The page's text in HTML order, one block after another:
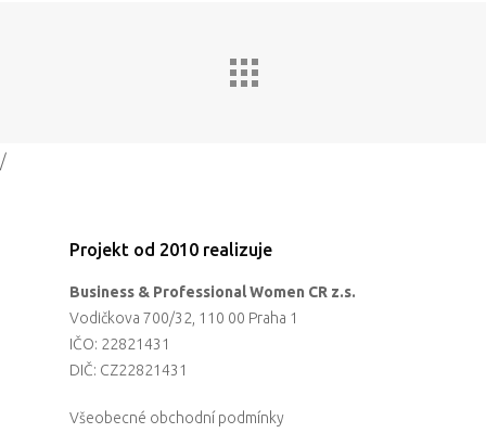
/
Projekt od 2010 realizuje
Business & Professional Women CR z.s.
Vodičkova 700/32, 110 00 Praha 1
IČO: 22821431
DIČ: CZ22821431
Všeobecné obchodní podmínky